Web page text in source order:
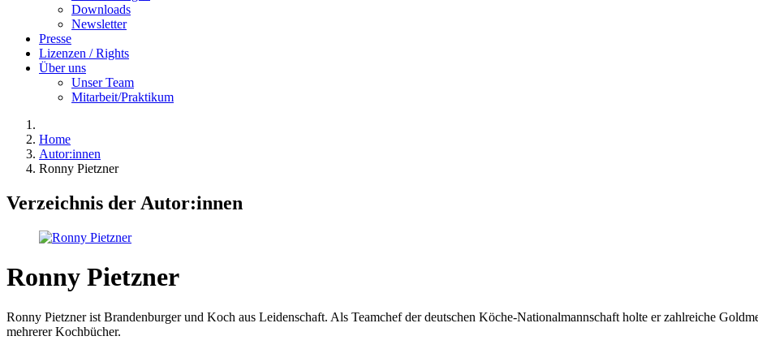
Downloads
Newsletter
Presse
Lizenzen / Rights
Über uns
Unser Team
Mitarbeit/Praktikum
Home
Autor:innen
Ronny Pietzner
Verzeichnis der Autor:innen
Ronny Pietzner
Ronny Pietzner ist Brandenburger und Koch aus Leidenschaft. Als Teamchef der deutschen Köche-Nationalmannschaft holte er zahlreiche
mehrerer Kochbücher.